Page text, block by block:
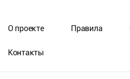
О проекте Правила
Контакты